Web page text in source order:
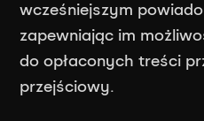
wcześniejszym
zapewniając im
do opłaconych treści
przejściowy.